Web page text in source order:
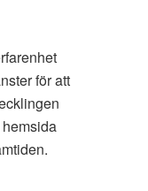
för att